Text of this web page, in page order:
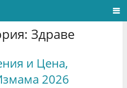
Здраве
и Цена,
2026